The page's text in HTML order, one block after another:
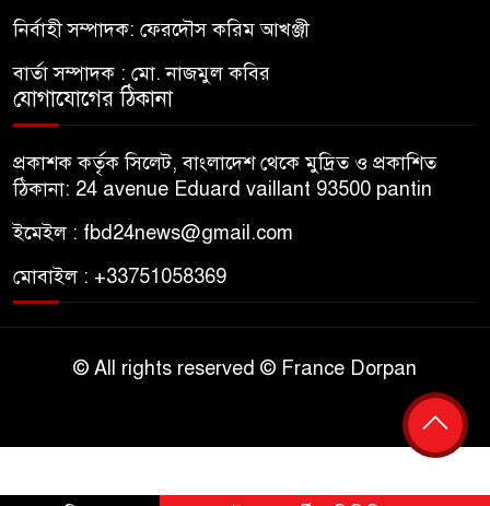
নির্বাহী সম্পাদক: ফেরদৌস করিম আখঞ্জী
বার্তা সম্পাদক : মো. নাজমুল কবির
যোগাযোগের ঠিকানা
প্রকাশক কর্তৃক সিলেট, বাংলাদেশ থেকে মুদ্রিত ও প্রকাশিত
ঠিকানা: 24 avenue Eduard vaillant 93500 pantin
ইমেইল : fbd24news@gmail.com
মোবাইল : +33751058369
© All rights reserved © France Dorpan